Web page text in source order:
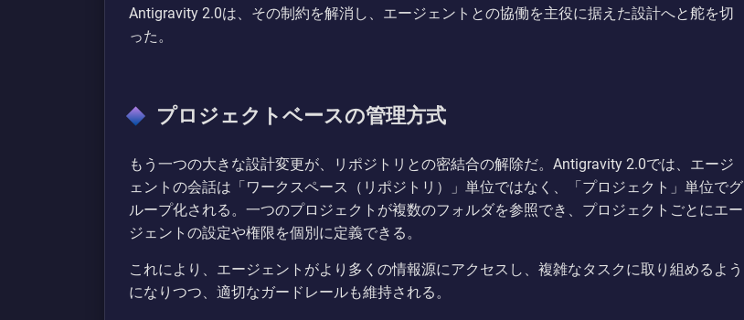
Antigravity 2.0は、その制約を解消し、エージェントとの協働を主役に据えた設計へと舵を切
った。
プロジェクトベースの管理方式
もう一つの大きな設計変更が、リポジトリとの密結合の解除だ。Antigravity 2.0では、エージ
ェントの会話は「ワークスペース（リポジトリ）」単位ではなく、「プロジェクト」単位でグ
ループ化される。一つのプロジェクトが複数のフォルダを参照でき、プロジェクトごとにエー
ジェントの設定や権限を個別に定義できる。
これにより、エージェントがより多くの情報源にアクセスし、複雑なタスクに取り組めるよう
になりつつ、適切なガードレールも維持される。